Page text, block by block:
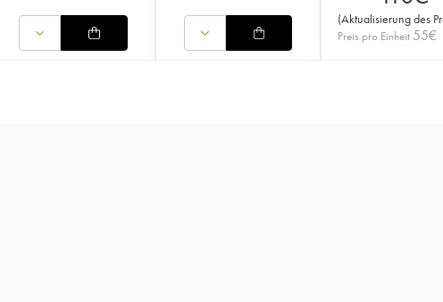
(Aktualisierung des
Preis pro Einheit 55€